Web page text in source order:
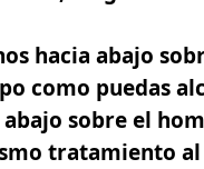
hacia abajo
como puedas
sobre el
tratamiento